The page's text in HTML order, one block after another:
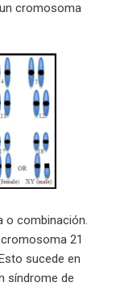
cromosoma
o combinación.
21
sucede en
síndrome de